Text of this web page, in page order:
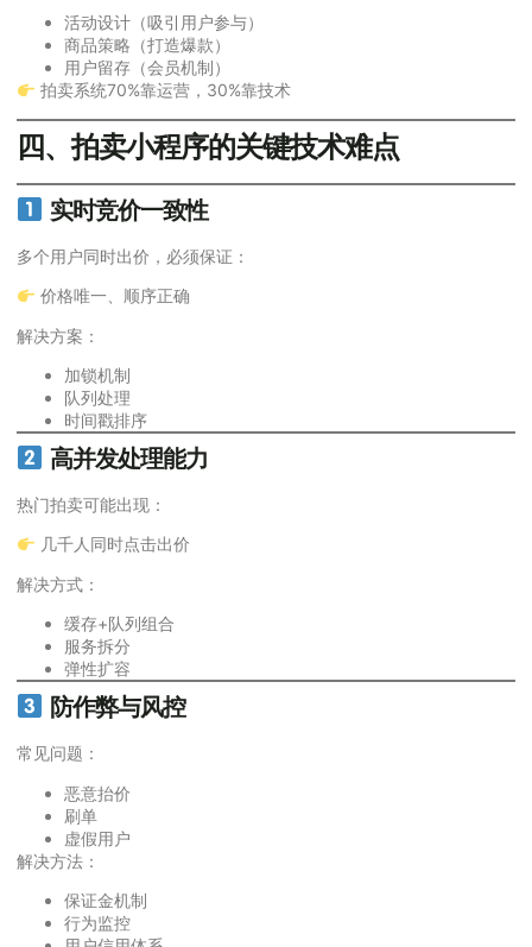
活动设计（吸引用户参与）
商品策略（打造爆款）
用户留存（会员机制）
拍卖系统70%靠运营，30%靠技术
四、拍卖小程序的关键技术难点
实时竞价一致性
多个用户同时出价，必须保证：
价格唯一、顺序正确
解决方案：
加锁机制
队列处理
时间戳排序
高并发处理能力
热门拍卖可能出现：
几千人同时点击出价
解决方式：
缓存+队列组合
服务拆分
弹性扩容
防作弊与风控
常见问题：
恶意抬价
刷单
虚假用户
解决方法：
保证金机制
行为监控